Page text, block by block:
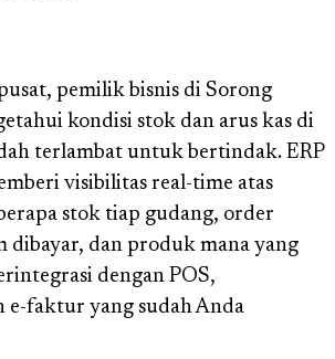
pemilik bisnis di Sorong
kondisi stok dan arus kas di
terlambat untuk bertindak. ERP
visibilitas real-time atas
stok tiap gudang, order
dibayar, dan produk mana yang
dengan POS,
e-faktur yang sudah Anda